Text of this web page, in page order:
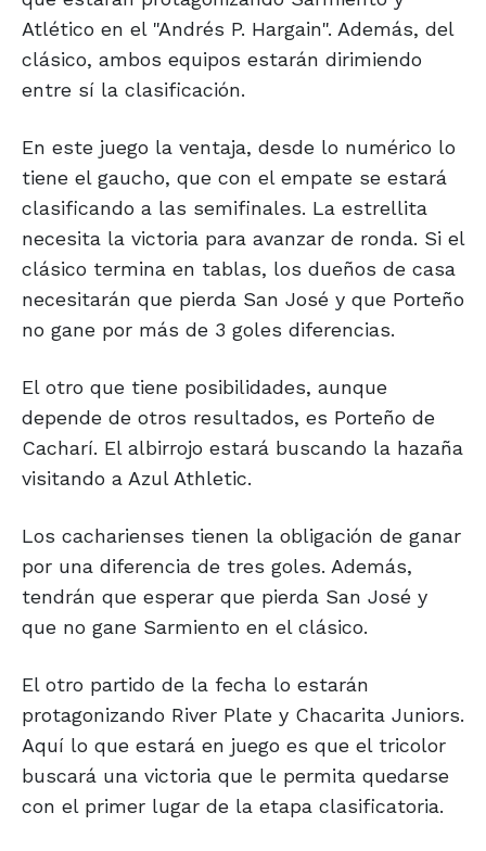
Atlético en el "Andrés P. Hargain". Además, del
clásico, ambos equipos estarán dirimiendo
entre sí la clasificación.
En este juego la ventaja, desde lo numérico lo
tiene el gaucho, que con el empate se estará
clasificando a las semifinales. La estrellita
necesita la victoria para avanzar de ronda. Si el
clásico termina en tablas, los dueños de casa
necesitarán que pierda San José y que Porteño
no gane por más de 3 goles diferencias.
El otro que tiene posibilidades, aunque
depende de otros resultados, es Porteño de
Cacharí. El albirrojo estará buscando la hazaña
visitando a Azul Athletic.
Los cacharienses tienen la obligación de ganar
por una diferencia de tres goles. Además,
tendrán que esperar que pierda San José y
que no gane Sarmiento en el clásico.
El otro partido de la fecha lo estarán
protagonizando River Plate y Chacarita Juniors.
Aquí lo que estará en juego es que el tricolor
buscará una victoria que le permita quedarse
con el primer lugar de la etapa clasificatoria.